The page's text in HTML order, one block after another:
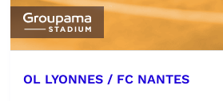
OL LYONNES / FC NANTES